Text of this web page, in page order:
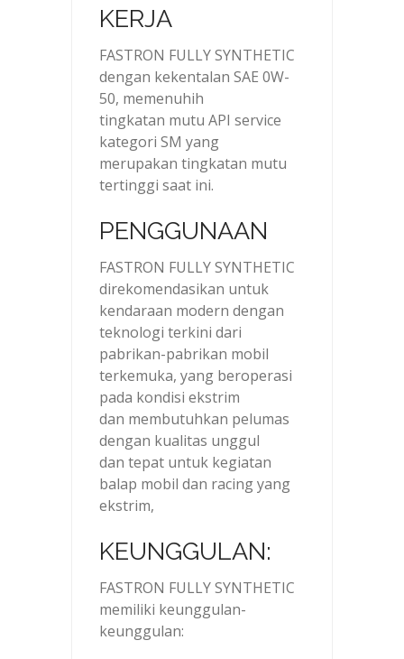
KERJA
FASTRON FULLY SYNTHETIC
dengan kekentalan SAE 0W-
50, memenuhih
tingkatan mutu API service
kategori SM yang
merupakan tingkatan mutu
tertinggi saat ini.
PENGGUNAAN
FASTRON FULLY SYNTHETIC
direkomendasikan untuk
kendaraan modern dengan
teknologi terkini dari
pabrikan-pabrikan mobil
terkemuka, yang beroperasi
pada kondisi ekstrim
dan membutuhkan pelumas
dengan kualitas unggul
dan tepat untuk kegiatan
balap mobil dan racing yang
ekstrim,
KEUNGGULAN:
FASTRON FULLY SYNTHETIC
memiliki keunggulan-
keunggulan: